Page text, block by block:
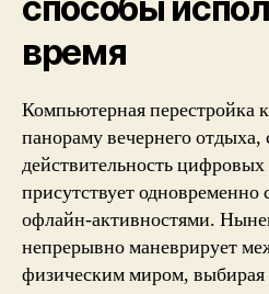
время
Компьютерная перестройка
панораму вечернего отдыха,
действительность цифровых
присутствует
офлайн-активностями.
непрерывно маневрирует
физическим миром,